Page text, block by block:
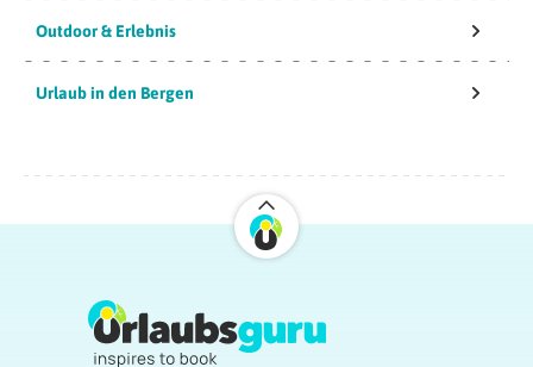
Outdoor & Erlebnis
Urlaub in den Bergen